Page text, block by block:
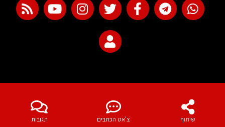
שיתוף צ'אט הכתבים תגובות
web development